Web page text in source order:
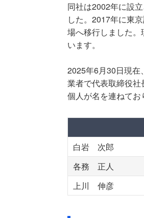
同社は2002年に設
した。2017年に東
場へ移行しました
います。
2025年6月30日現在
業者で代表取締役
個人が名を連ねてお
白岩 次郎
各務 正人
上川 伸彦